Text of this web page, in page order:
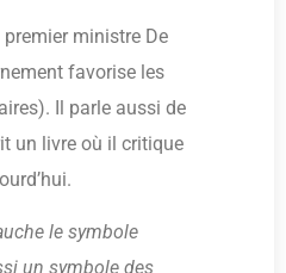
premier ministre De
favorise les
Il parle aussi de
un livre où il critique
le symbole
un symbole des